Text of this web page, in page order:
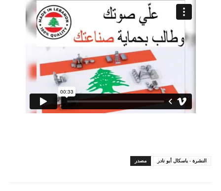
مصدر النشرة - باسكال أبو نادر